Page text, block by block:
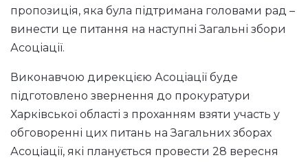
пропозиція, яка була підтримана головами рад –
винести це питання на наступні Загальні збори
Асоціації.
Виконавчою дирекцією Асоціації буде
підготовлено звернення до прокуратури
Харківської області з проханням взяти участь у
обговоренні цих питань на Загальних зборах
Асоціації, які планується провести 28 вересня